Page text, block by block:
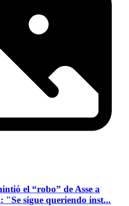
el “robo” de Asse a
sigue queriendo inst...